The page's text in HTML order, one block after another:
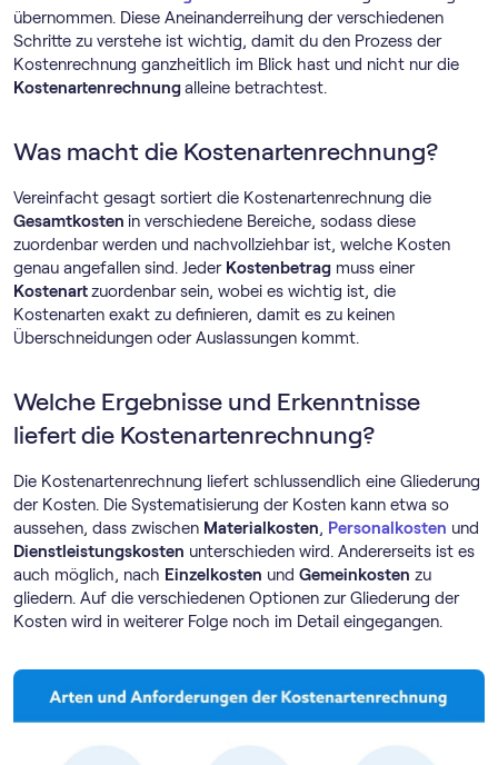
übernommen. Diese Aneinanderreihung der verschiedenen
Schritte zu verstehe ist wichtig, damit du den Prozess der
Kostenrechnung ganzheitlich im Blick hast und nicht nur die
Kostenartenrechnungalleine betrachtest.
Was macht die Kostenartenrechnung?
Vereinfacht gesagt sortiert die Kostenartenrechnung die
Gesamtkosten in verschiedene Bereiche, sodass diese
zuordenbar werden und nachvollziehbar ist, welche Kosten
genau angefallen sind. Jeder Kostenbetrag muss einer
Kostenartzuordenbar sein, wobei es wichtig ist, die
Kostenarten exakt zu definieren, damit es zu keinen
Überschneidungen oder Auslassungen kommt.
Welche Ergebnisse und Erkenntnisse
liefert die Kostenartenrechnung?
Die Kostenartenrechnung liefert schlussendlich eine Gliederung
der Kosten. Die Systematisierung der Kosten kann etwa so
aussehen, dass zwischen Materialkosten, Personalkosten und
Dienstleistungskosten unterschieden wird. Andererseits ist es
auch möglich, nach Einzelkosten und Gemeinkosten zu
gliedern. Auf die verschiedenen Optionen zur Gliederung der
Kosten wird in weiterer Folge noch im Detail eingegangen.